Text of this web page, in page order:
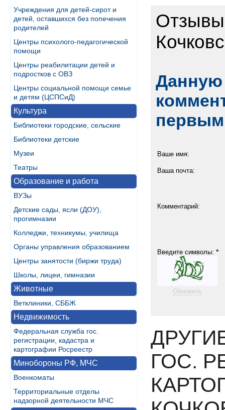
Учреждения для детей-сирот и
детей, оставшихся без попечения
родителей
Центры психолого-педагогической
помощи
Центры реабилитации детей и
подростков с ОВЗ
Центры социальной помощи семье
и детям (ЦСПСиД)
Культура
Библиотеки городские, сельские
Библиотеки детские
Музеи
Театры
Образование и работа
ВУЗы
Детские сады, ясли (ДОУ),
прогимназии
Колледжи, техникумы, училища
Органы управления образованием
Центры занятости (биржи труда)
Школы, лицеи, гимназии
Животные
Ветклиники, СББЖ
Недвижимость
Федеральная служба гос.
регистрации, кадастра и
картографии Росреестр
Минобороны РФ, МЧС
Военкоматы
Территориальные отделы
надзорной деятельности МЧС
Данную
Ваше имя:
Ваша почта:
Комментарий:
Введите символы: *
Обновить
ГОС.